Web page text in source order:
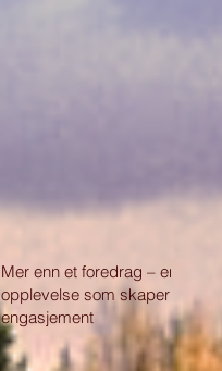
Mer enn et foredrag – en
opplevelse som skaper
engasjement